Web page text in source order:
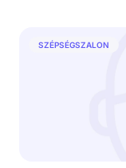
SZÉPSÉGSZALON